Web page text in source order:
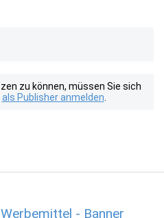
zu können, müssen Sie sich
als Publisher anmelden
- Banner